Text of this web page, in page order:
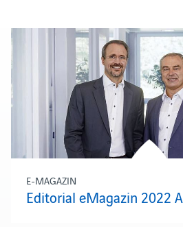
E-MAGAZIN
Editorial eMagazin 2022